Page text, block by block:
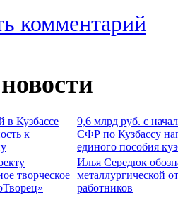
комментарий
в Кузбассе
к
9,6 млрд руб. с
СФР по Кузбассу
единого пособия
творческое
Илья Середюк
металлургической
работников